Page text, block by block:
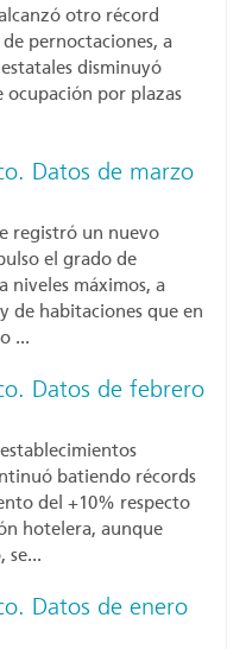
otro récord
pernoctaciones, a
disminuyó
ocupación por plazas
Datos de marzo
registró un nuevo
el grado de
niveles máximos, a
de habitaciones que en
...
Datos de febrero
batiendo récords
del +10% respecto
hotelera, aunque
se...
Datos de enero